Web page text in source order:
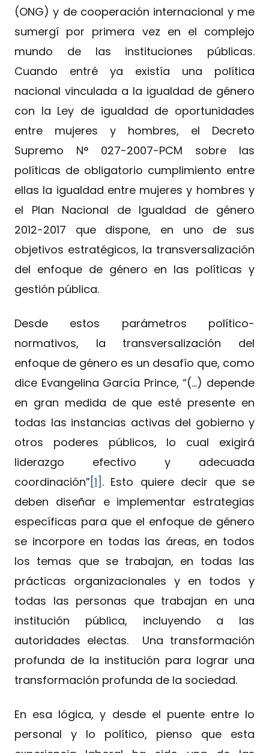
(ONG) y de cooperación internacional y me
sumergí por primera vez en el complejo
mundo de las instituciones públicas.
Cuando entré ya existía una política
nacional vinculada a la igualdad de género
con la Ley de igualdad de oportunidades
entre mujeres y hombres, el Decreto
Supremo N° 027-2007-PCM sobre las
políticas de obligatorio cumplimiento entre
ellas la igualdad entre mujeres y hombres y
el Plan Nacional de Igualdad de género
2012-2017 que dispone, en uno de sus
objetivos estratégicos, la transversalización
del enfoque de género en las políticas y
gestión pública.
Desde estos parámetros político-
normativos, la transversalización del
enfoque de género es un desafío que, como
dice Evangelina García Prince, “(…) depende
en gran medida de que esté presente en
todas las instancias activas del gobierno y
otros poderes públicos, lo cual exigirá
liderazgo efectivo y adecuada
coordinación”[1] . Esto quiere decir que se
deben diseñar e implementar estrategias
específicas para que el enfoque de género
se incorpore en todas las áreas, en todos
los temas que se trabajan, en todas las
prácticas organizacionales y en todos y
todas las personas que trabajan en una
institución pública, incluyendo a las
autoridades electas. Una transformación
profunda de la institución para lograr una
transformación profunda de la sociedad.
En esa lógica, y desde el puente entre lo
personal y lo político, pienso que esta